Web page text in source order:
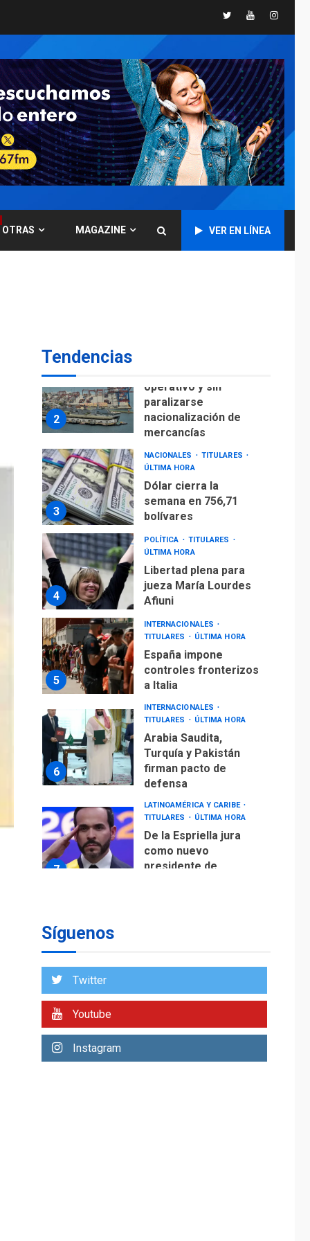
TwitterYoutube
OTRAS MAGAZINE VER EN LÍNEA
Tendencias
5
controles fronterizos
a Italia
6
INTERNACIONALES
TITULARES
ÚLTIMA HORA
Arabia Saudita,
Turquía y Pakistán
firman pacto de
defensa
LATINOAMÉRICA Y CARIBE
TITULARES
ÚLTIMA HORA
De la Espriella jura
Colombia
2
operativo y sin
paralizarse
nacionalización de
mercancías
3
NACIONALES
TITULARES
ÚLTIMA HORA
Dólar cierra la
semana en 756,71
bolívares
4
POLÍTICA
TITULARES
ÚLTIMA HORA
Libertad plena para
jueza María Lourdes
Afiuni
5
INTERNACIONALES
TITULARES
ÚLTIMA HORA
España impone
controles fronterizos
a Italia
6
INTERNACIONALES
TITULARES
ÚLTIMA HORA
Arabia Saudita,
Turquía y Pakistán
firman pacto de
defensa
7
LATINOAMÉRICA Y CARIBE
TITULARES
ÚLTIMA HORA
De la Espriella jura
como nuevo
presidente de
1
para alcanzar 3
2
ECONOMÍA ÚLTIMA HORA
operativo y sin
nacionalización de
Síguenos
Twitter
Youtube
Instagram